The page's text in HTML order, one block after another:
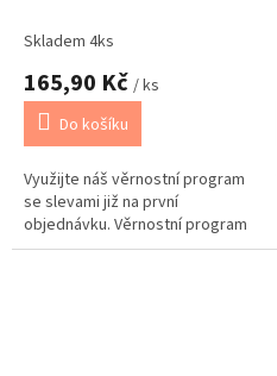
Skladem 4ks
165,90 Kč / ks
Do košíku
Využijte náš věrnostní program
se slevami již na první
objednávku. Věrnostní program